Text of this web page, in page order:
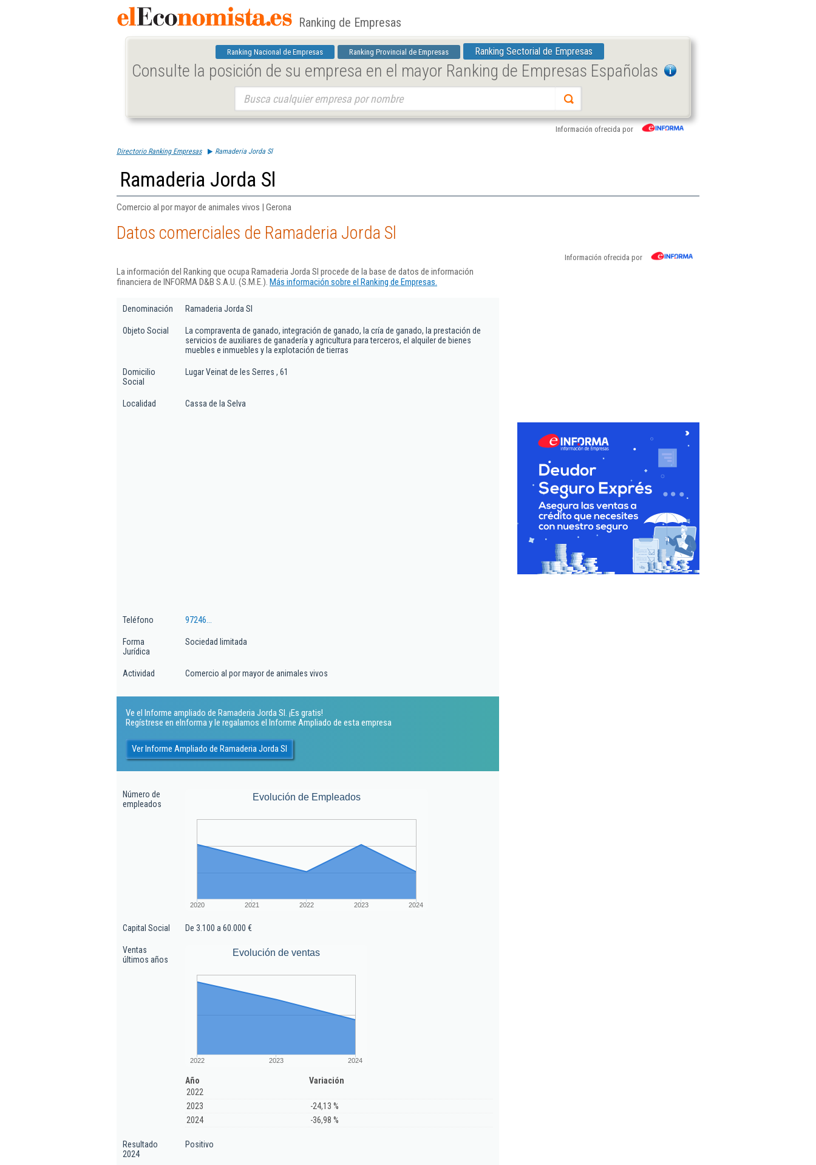
Ranking de Empresas
Ranking Nacional de Empresas Ranking Provincial de Empresas Ranking Sectorial de Empresas
Consulte la posición de su empresa en el mayor Ranking de Empresas Españolas
Información ofrecida por
Directorio Ranking Empresas Ramaderia Jorda Sl
Ramaderia Jorda Sl
Comercio al por mayor de animales vivos | Gerona
Datos comerciales de Ramaderia Jorda Sl
Información ofrecida por
La información del Ranking que ocupa Ramaderia Jorda Sl procede de la base de datos de información
financiera de INFORMA D&B S.A.U. (S.M.E.). Más información sobre el Ranking de Empresas.
Denominación Ramaderia Jorda Sl
Objeto Social
La compraventa de ganado, integración de ganado, la cría de ganado, la prestación de
servicios de auxiliares de ganadería y agricultura para terceros, el alquiler de bienes
muebles e inmuebles y la explotación de tierras
Domicilio
Social
Lugar Veinat de les Serres , 61
Localidad Cassa de la Selva
Teléfono 97246...
Forma
Jurídica
Sociedad limitada
Actividad Comercio al por mayor de animales vivos
Ve el Informe ampliado de Ramaderia Jorda Sl. ¡Es gratis!
Regístrese en eInforma y le regalamos el Informe Ampliado de esta empresa
Ver Informe Ampliado de Ramaderia Jorda Sl
Número de
empleados
Evolución de Empleados
2020 2021 2022 2023 2024
Capital Social De 3.100 a 60.000 €
Ventas
últimos años
Evolución de ventas
2022 2023 2024
Año
Variación
2022
2023
-24,13 %
2024
-36,98 %
Resultado
2024
Positivo